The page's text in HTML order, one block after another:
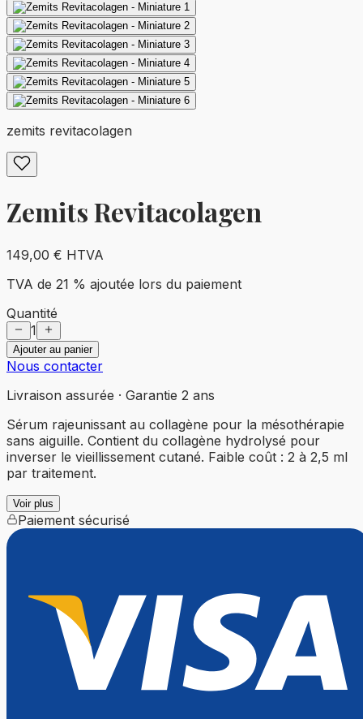
zemits revitacolagen
Zemits Revitacolagen
149,00 € HTVA
TVA de 21 % ajoutée lors du paiement
Quantité
1
Ajouter au panier
Nous contacter
Livraison assurée · Garantie 2 ans
Sérum rajeunissant au collagène pour la mésothérapie
sans aiguille. Contient du collagène hydrolysé pour
inverser le vieillissement cutané. Faible coût : 2 à 2,5 ml
par traitement.
Voir plus
Paiement sécurisé